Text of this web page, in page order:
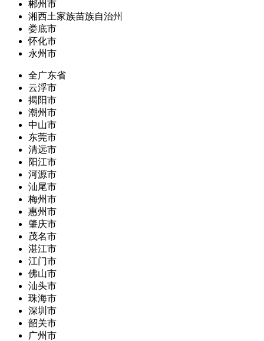
郴州市
湘西土家族苗族自治州
娄底市
怀化市
永州市
全广东省
云浮市
揭阳市
潮州市
中山市
东莞市
清远市
阳江市
河源市
汕尾市
梅州市
惠州市
肇庆市
茂名市
湛江市
江门市
佛山市
汕头市
珠海市
深圳市
韶关市
广州市